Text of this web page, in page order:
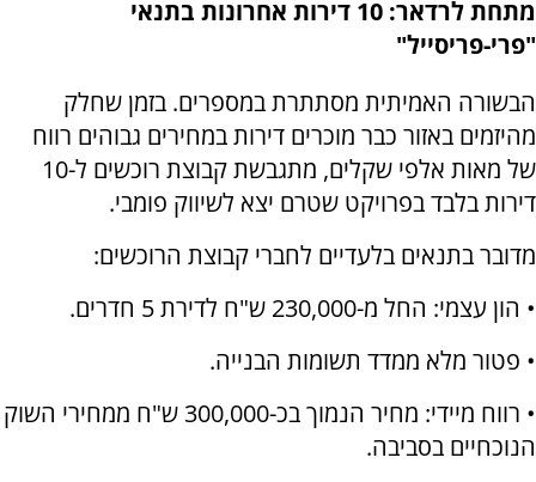
מתחת לרדאר: 10 דירות אחרונות בתנאי
"פרי-פריסייל"
הבשורה האמיתית מסתתרת במספרים. בזמן שחלק
מהיזמים באזור כבר מוכרים דירות במחירים גבוהים רווח
של מאות אלפי שקלים, מתגבשת קבוצת רוכשים ל-10
דירות בלבד בפרויקט שטרם יצא לשיווק פומבי.
מדובר בתנאים בלעדיים לחברי קבוצת הרוכשים:
• הון עצמי: החל מ-230,000 ש"ח לדירת 5 חדרים.
• פטור מלא ממדד תשומות הבנייה.
• רווח מיידי: מחיר הנמוך בכ-300,000 ש"ח ממחירי השוק
הנוכחיים בסביבה.